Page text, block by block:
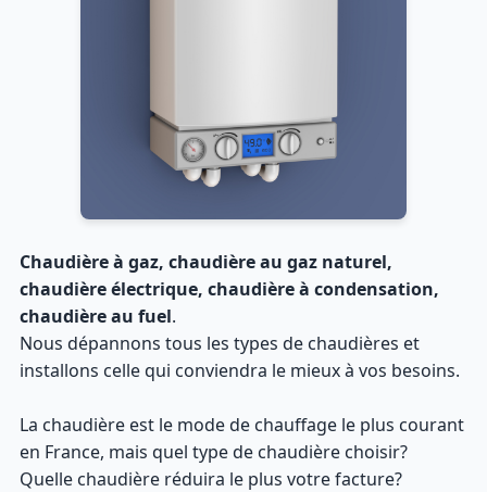
Chaudière à gaz, chaudière au gaz naturel,
chaudière électrique, chaudière à condensation,
chaudière au fuel.
Nous dépannons tous les types de chaudières et
installons celle qui conviendra le mieux à vos besoins.
La chaudière est le mode de chauffage le plus courant
en France, mais quel type de chaudière choisir?
Quelle chaudière réduira le plus votre facture?